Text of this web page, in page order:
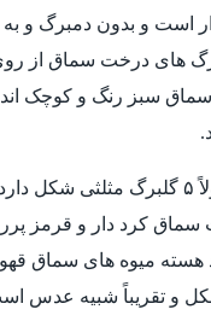
است و بدون دمبرگ و
های درخت سماق از روی
سماق سبز رنگ و کوچک
هر یک از گل ها معمولاً ۵ گلبرگ
کرد دار و قرمز
هسته میوه های سماق
و تقریباً شبیه عدس